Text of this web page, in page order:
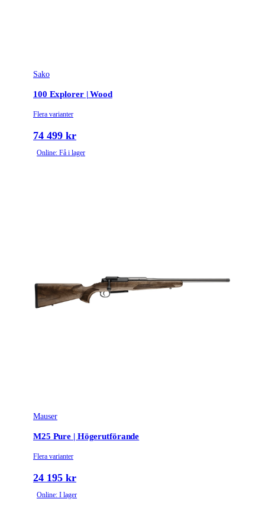
Sako
100 Explorer | Wood
Flera varianter
74 499 kr
Online: Få i lager
Mauser
M25 Pure | Högerutförande
Flera varianter
24 195 kr
Online: I lager